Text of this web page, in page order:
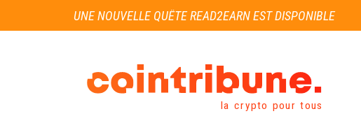
UNE NOUVELLE QUÊTE READ2EARN EST DISPONIBLE
la crypto pour tous